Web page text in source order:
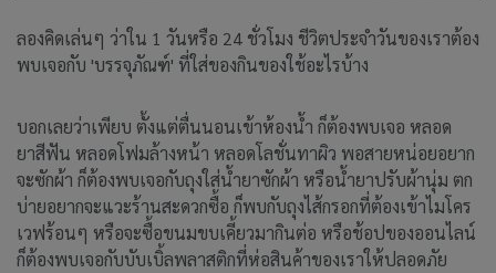
ลองคิดเล่นๆ ว่าใน 1 วันหรือ 24 ชั่วโมง ชีวิตประจำวันของเราต้อง
พบเจอกับ 'บรรจุภัณฑ์' ที่ใส่ของกินของใช้อะไรบ้าง
บอกเลยว่าเพียบ ตั้งแต่ตื่นนอนเข้าห้องน้ำ ก็ต้องพบเจอ หลอด
ยาสีฟัน หลอดโฟมล้างหน้า หลอดโลชั่นทาผิว พอสายหน่อยอยาก
จะซักผ้า ก็ต้องพบเจอกับถุงใส่น้ำยาซักผ้า หรือน้ำยาปรับผ้านุ่ม ตก
บ่ายอยากจะแวะร้านสะดวกซื้อ ก็พบกับถุงไส้กรอกที่ต้องเข้าไมโคร
เวฟร้อนๆ หรือจะซื้อขนมขบเคี้ยวมากินต่อ หรือช้อปของออนไลน์
ก็ต้องพบเจอกับบับเบิ้ลพลาสติกที่ห่อสินค้าของเราให้ปลอดภัย